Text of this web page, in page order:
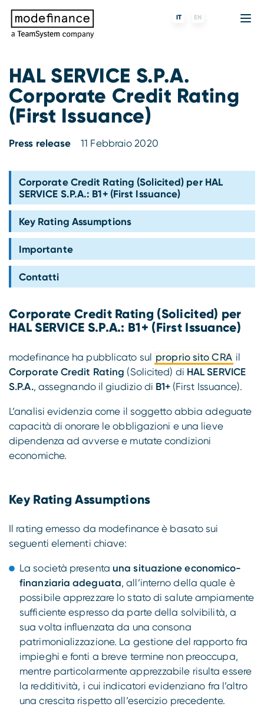
IT EN
HAL SERVICE S.P.A.
Corporate Credit Rating
(First Issuance)
Press release 11 Febbraio 2020
Corporate Credit Rating (Solicited) per HAL
SERVICE S.P.A.: B1+ (First Issuance)
Key Rating Assumptions
Importante
Contatti
Corporate Credit Rating (Solicited) per
HAL SERVICE S.P.A.: B1+ (First Issuance)
modefinance ha pubblicato sul proprio sito CRA il
Corporate Credit Rating (Solicited) di HAL SERVICE
S.P.A., assegnando il giudizio di B1+(First Issuance).
L’analisi evidenzia come il soggetto abbia adeguate
capacità di onorare le obbligazioni e una lieve
dipendenza ad avverse e mutate condizioni
economiche.
Key Rating Assumptions
Il rating emesso da modefinance è basato sui
seguenti elementi chiave:
La società presenta una situazione economico-
finanziaria adeguata, all’interno della quale è
possibile apprezzare lo stato di salute ampiamente
sufficiente espresso da parte della solvibilità, a
sua volta influenzata da una consona
patrimonializzazione. La gestione del rapporto fra
impieghi e fonti a breve termine non preoccupa,
mentre particolarmente apprezzabile risulta essere
la redditività, i cui indicatori evidenziano fra l’altro
una crescita rispetto all’esercizio precedente.
Agenzia di Rating
Rating ESG
Tigran
s-peek
MORE
ForST
Data Science
API & Plug-N-Play
Fintech
Banche e finanziarie
SGR e fondi
Imprese
Chi siamo
Partner e clienti
Blog
Press center
Contatti
Lavora con noi
Compliance